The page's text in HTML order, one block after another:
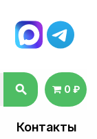
search 0 ₽
Контакты